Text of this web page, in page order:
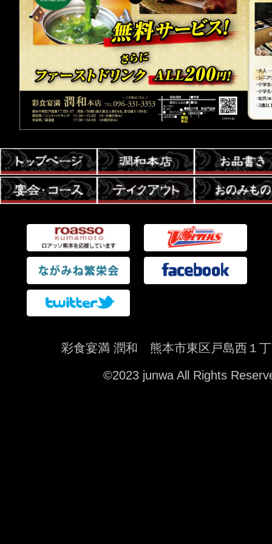
彩食宴満 潤和 熊本市東区戸島西１
©2023 junwa All Rights